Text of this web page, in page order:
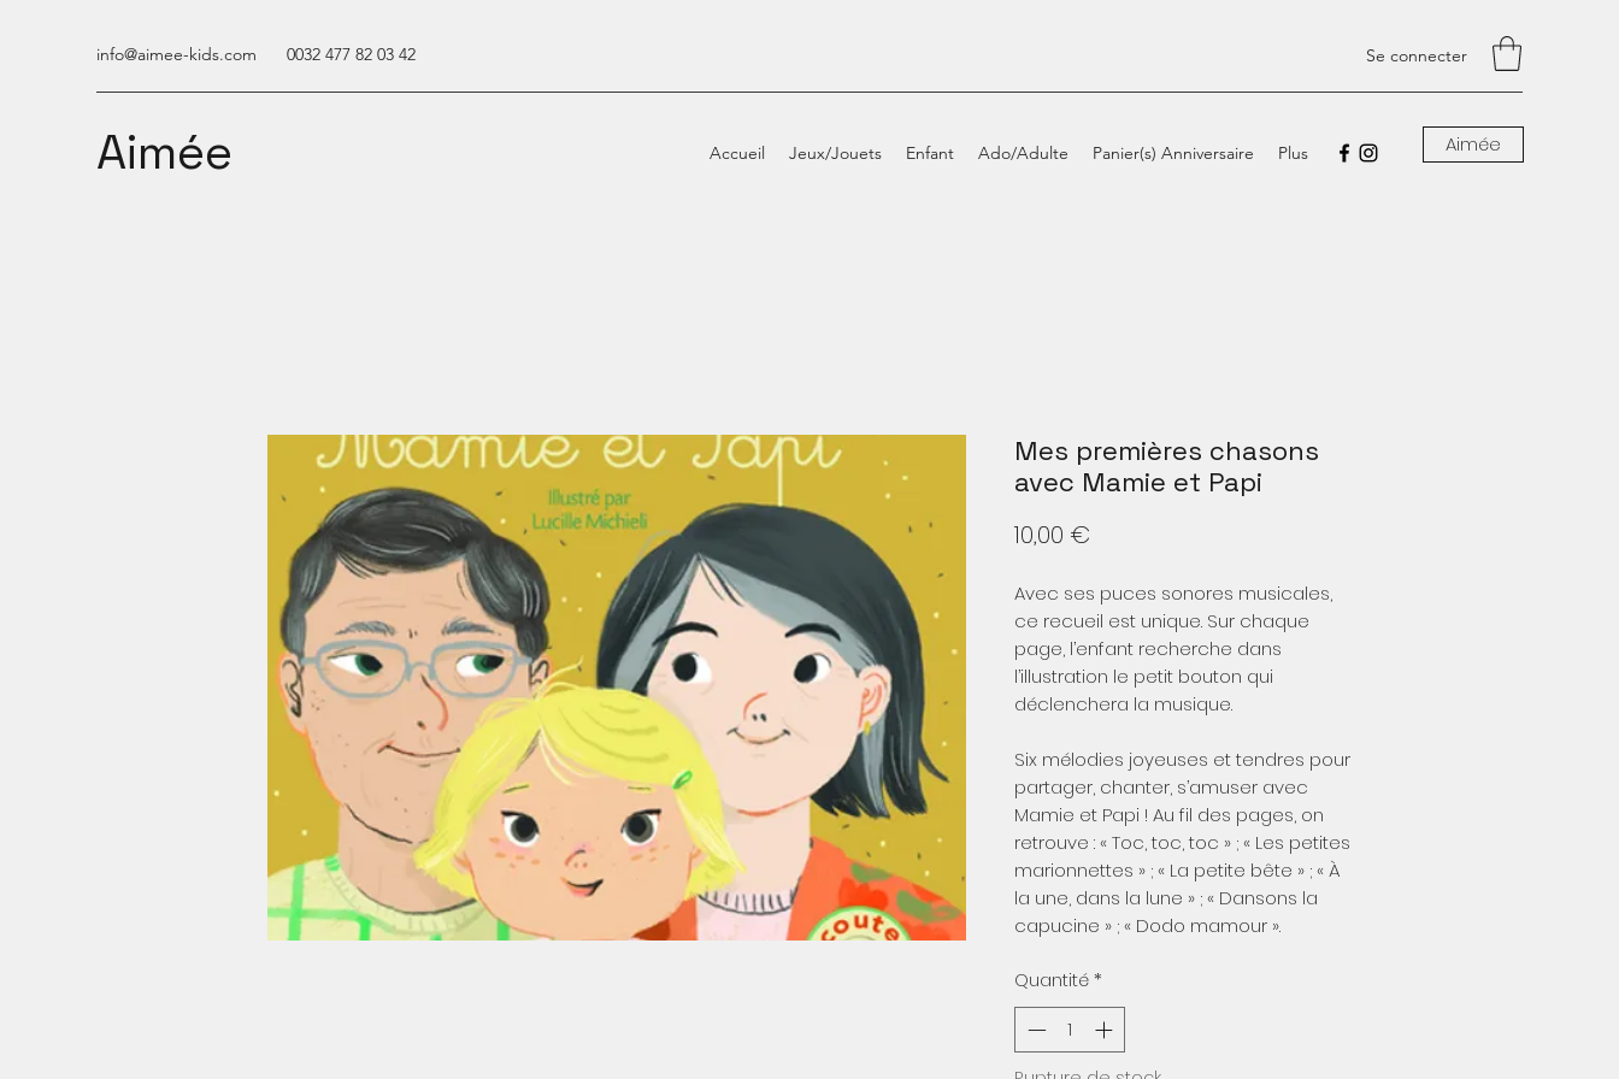
info@aimee-kids.com 0032 477 82 03 42 Se connecter
Aimée Accueil Jeux/Jouets Enfant Ado/Adulte Panier(s) Anniversaire Plus Aimée
Mes premières chasons
avec Mamie et Papi
10,00 €
Avec ses puces sonores musicales,
ce recueil est unique. Sur chaque
page, l’enfant recherche dans
l’illustration le petit bouton qui
déclenchera la musique.
Six mélodies joyeuses et tendres pour
partager, chanter, s’amuser avec
Mamie et Papi ! Au fil des pages, on
retrouve : « Toc, toc, toc » ; « Les petites
marionnettes » ; « La petite bête » ; « À
la une, dans la lune » ; « Dansons la
capucine » ; « Dodo mamour ».
Quantité *